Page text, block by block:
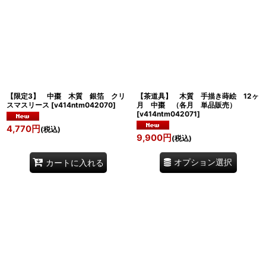
【限定3】 中棗 木質 銀箔 クリ
スマスリース [v414ntm042070]
4,770円 (税込)
カートに入れる
【茶道具】 木質 手描き蒔絵 12ヶ
月 中棗 （各月 単品販売）
[v414ntm042071]
9,900円 (税込)
オプション選択